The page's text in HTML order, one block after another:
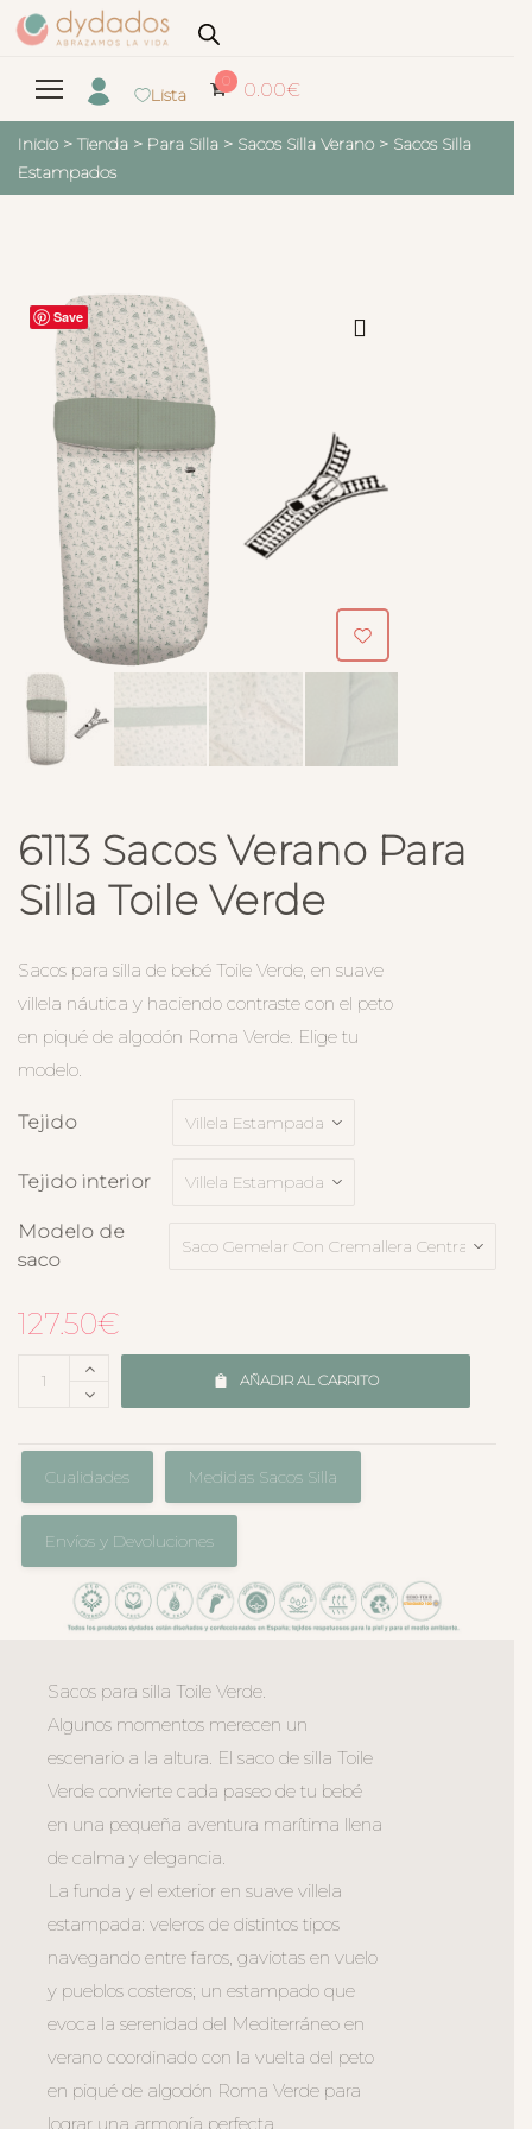
Lista
0 0.00€
Inicio > Tienda > Para Silla > Sacos Silla Verano > Sacos Silla
Estampados
Save
6113 Sacos Verano Para
Silla Toile Verde
Sacos para silla de bebé Toile Verde, en suave
villela náutica y haciendo contraste con el peto
en piqué de algodón Roma Verde. Elige tu
modelo.
Tejido
Tejido interior
Modelo de
saco
127.50€
AÑADIR AL CARRITO
Cualidades Medidas Sacos Silla
Envíos y Devoluciones
Sacos para silla Toile Verde.
Algunos momentos merecen un
escenario a la altura. El saco de silla Toile
Verde convierte cada paseo de tu bebé
en una pequeña aventura marítima llena
de calma y elegancia.
La funda y el exterior en suave villela
estampada: veleros de distintos tipos
navegando entre faros, gaviotas en vuelo
y pueblos costeros; un estampado que
evoca la serenidad del Mediterráneo en
verano coordinado con la vuelta del peto
en piqué de algodón Roma Verde para
lograr una armonía perfecta.